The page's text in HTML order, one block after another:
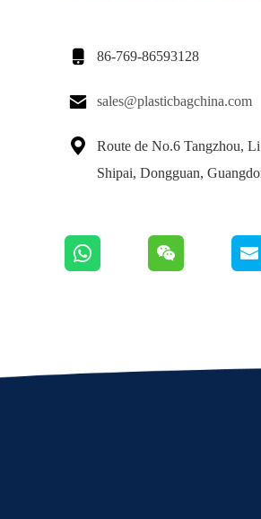
 86-769-86593128
 sales@plasticbagchina.com

Route de No.6 Tangzhou,
Shipai, Dongguan,